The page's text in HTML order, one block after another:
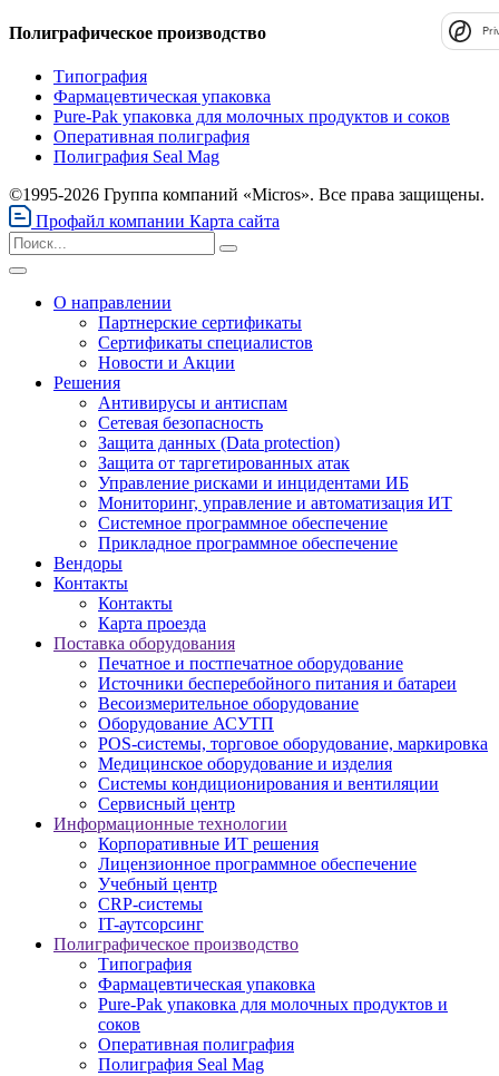
Полиграфическое производство
Типография
Фармацевтическая упаковка
Pure-Pak упаковка для молочных продуктов и соков
Оперативная полиграфия
Полиграфия Seal Mag
©1995-2026 Группа компаний «Micros». Все права защищены.
Профайл компании Карта сайта
О направлении
Партнерские сертификаты
Сертификаты специалистов
Новости и Акции
Решения
Антивирусы и антиспам
Сетевая безопасность
Защита данных (Data protection)
Защита от таргетированных атак
Управление рисками и инцидентами ИБ
Мониторинг, управление и автоматизация ИТ
Системное программное обеспечение
Прикладное программное обеспечение
Вендоры
Контакты
Контакты
Карта проезда
Поставка оборудования
Печатное и постпечатное оборудование
Источники бесперебойного питания и батареи
Весоизмерительное оборудование
Оборудование АСУТП
POS-системы, торговое оборудование, маркировка
Медицинское оборудование и изделия
Системы кондиционирования и вентиляции
Сервисный центр
Информационные технологии
Корпоративные ИТ решения
Лицензионное программное обеспечение
Учебный центр
CRP-системы
IT-аутсорсинг
Полиграфическое производство
Типография
Фармацевтическая упаковка
Pure-Pak упаковка для молочных продуктов и
соков
Оперативная полиграфия
Полиграфия Seal Mag